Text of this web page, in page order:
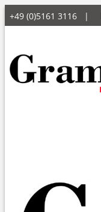
+49 (0)5161 3116 |